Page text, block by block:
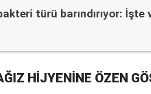
türü barındırıyor:
HİJYENİNE ÖZEN